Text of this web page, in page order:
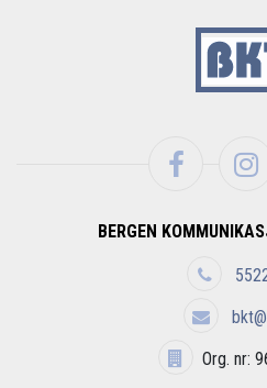
BERGEN
Org. nr: